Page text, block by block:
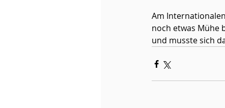
Am
noch etwas Mühe
und musste sich